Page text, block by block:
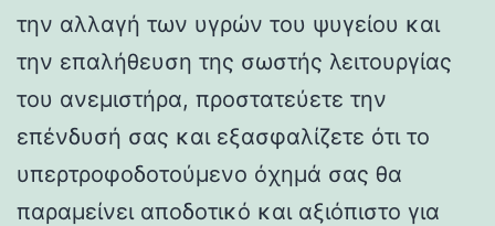
την αλλαγή των υγρών του ψυγείου και
την επαλήθευση της σωστής λειτουργίας
του ανεμιστήρα, προστατεύετε την
επένδυσή σας και εξασφαλίζετε ότι το
υπερτροφοδοτούμενο όχημά σας θα
παραμείνει αποδοτικό και αξιόπιστο για